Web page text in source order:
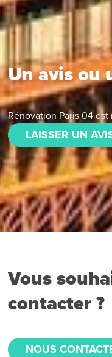
Un avis ou
Rénovation Paris 04est
LAISSER UN
Vous
contacter ?
NOUS